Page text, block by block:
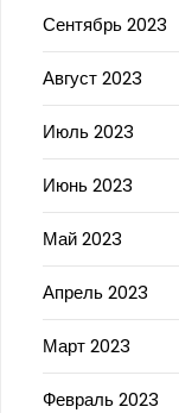
Сентябрь 2023
Август 2023
Июль 2023
Июнь 2023
Май 2023
Апрель 2023
Март 2023
Февраль 2023